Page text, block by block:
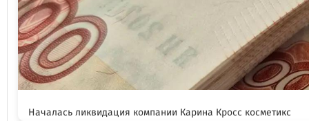
Началась ликвидация компании Карина Кросс косметикс